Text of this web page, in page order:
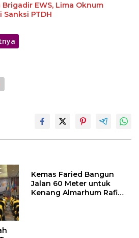
EWS, Lima Oknum
PTDH
Kemas Faried Bangun
Jalan 60 Meter untuk
Kenang Almarhum Rafi